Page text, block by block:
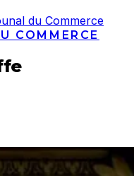
du Commerce
COMMERCE